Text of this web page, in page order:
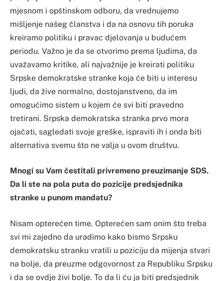
mjesnom i opštinskom odboru, da vrednujemo
mišljenje našeg članstva i da na osnovu tih poruka
kreiramo politiku i pravac djelovanja u budućem
periodu. Važno je da se otvorimo prema ljudima, da
uvažavamo kritike, ali najvažnije je kreirati politiku
Srpske demokratske stranke koja će biti u interesu
ljudi, da žive normalno, dostojanstveno, da im
omogućimo sistem u kojem će svi biti pravedno
tretirani. Srpska demokratska stranka prvo mora
ojačati, sagledati svoje greške, ispraviti ih i onda biti
alternativa svemu što ne valja u ovom društvu.
Mnogi su Vam čestitali privremeno preuzimanje SDS.
Da li ste na pola puta do pozicije predsjednika
stranke u punom mandatu?
Nisam opterećen time. Opterećen sam onim što treba
svi mi zajedno da uradimo kako bismo Srpsku
demokratsku stranku vratili u poziciju da mijenja stvari
na bolje, da preuzme odgovornost za Republiku Srpsku
i da se ovdje živi bolje. To da li ću ja biti predsjednik